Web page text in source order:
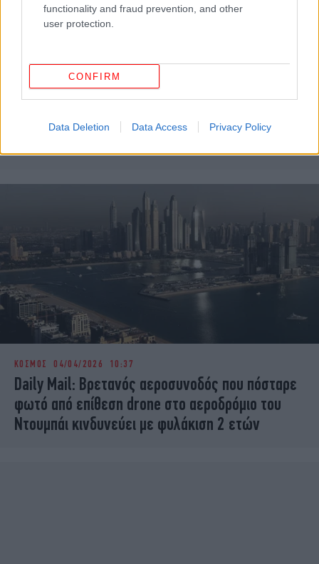
functionality and fraud prevention, and other
user protection.
CONFIRM
Data Deletion Data Access Privacy Policy
ΗΑΕ: Επίθεση στο λιμάνι Χορ Φακάν, κοντά στα
ΚΟΣΜΟΣ 04/04/2026 10:37
Daily Mail: Βρετανός αεροσυνοδός που πόσταρε
φωτό από επίθεση drone στο αεροδρόμιο του
Ντουμπάι κινδυνεύει με φυλάκιση 2 ετών